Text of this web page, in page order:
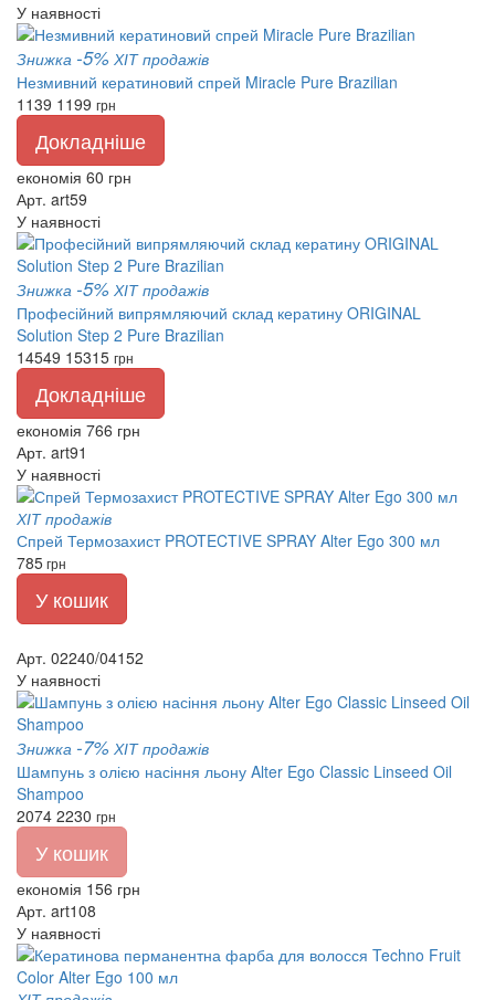
У наявності
Знижка -5% ХІТ продажів
Незмивний кератиновий спрей Miracle Pure Brazilian
1139 1199 грн
Докладніше
економія 60 грн
Арт. art59
У наявності
Знижка -5% ХІТ продажів
Професійний випрямляючий склад кератину ORIGINAL
Solution Step 2 Pure Brazilian
14549 15315 грн
Докладніше
економія 766 грн
Арт. art91
У наявності
ХІТ продажів
Спрей Термозахист PROTECTIVE SPRAY Alter Ego 300 мл
785грн
У кошик
Арт. 02240/04152
У наявності
Знижка -7% ХІТ продажів
Шампунь з олією насіння льону Alter Ego Classic Linseed Oil
Shampoo
2074 2230 грн
У кошик
економія 156 грн
Арт. art108
У наявності